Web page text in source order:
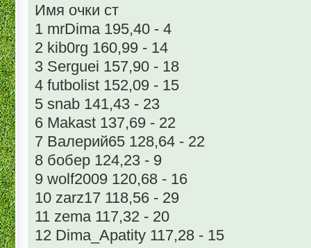
Имя очки ст
1 mrDima 195,40 - 4
2 kib0rg 160,99 - 14
3 Serguei 157,90 - 18
4 futbolist 152,09 - 15
5 snab 141,43 - 23
6 Makast 137,69 - 22
7 Валерий65 128,64 - 22
8 бобер 124,23 - 9
9 wolf2009 120,68 - 16
10 zarz17 118,56 - 29
11 zema 117,32 - 20
12 Dima_Apatity 117,28 - 15